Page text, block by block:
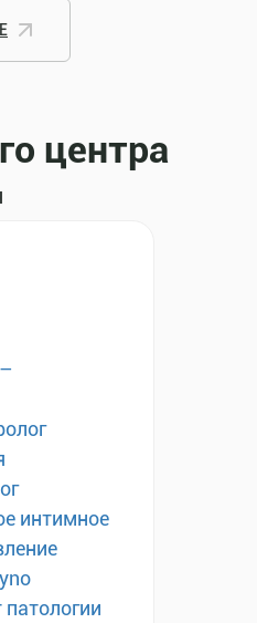
центра
интимное
патологии